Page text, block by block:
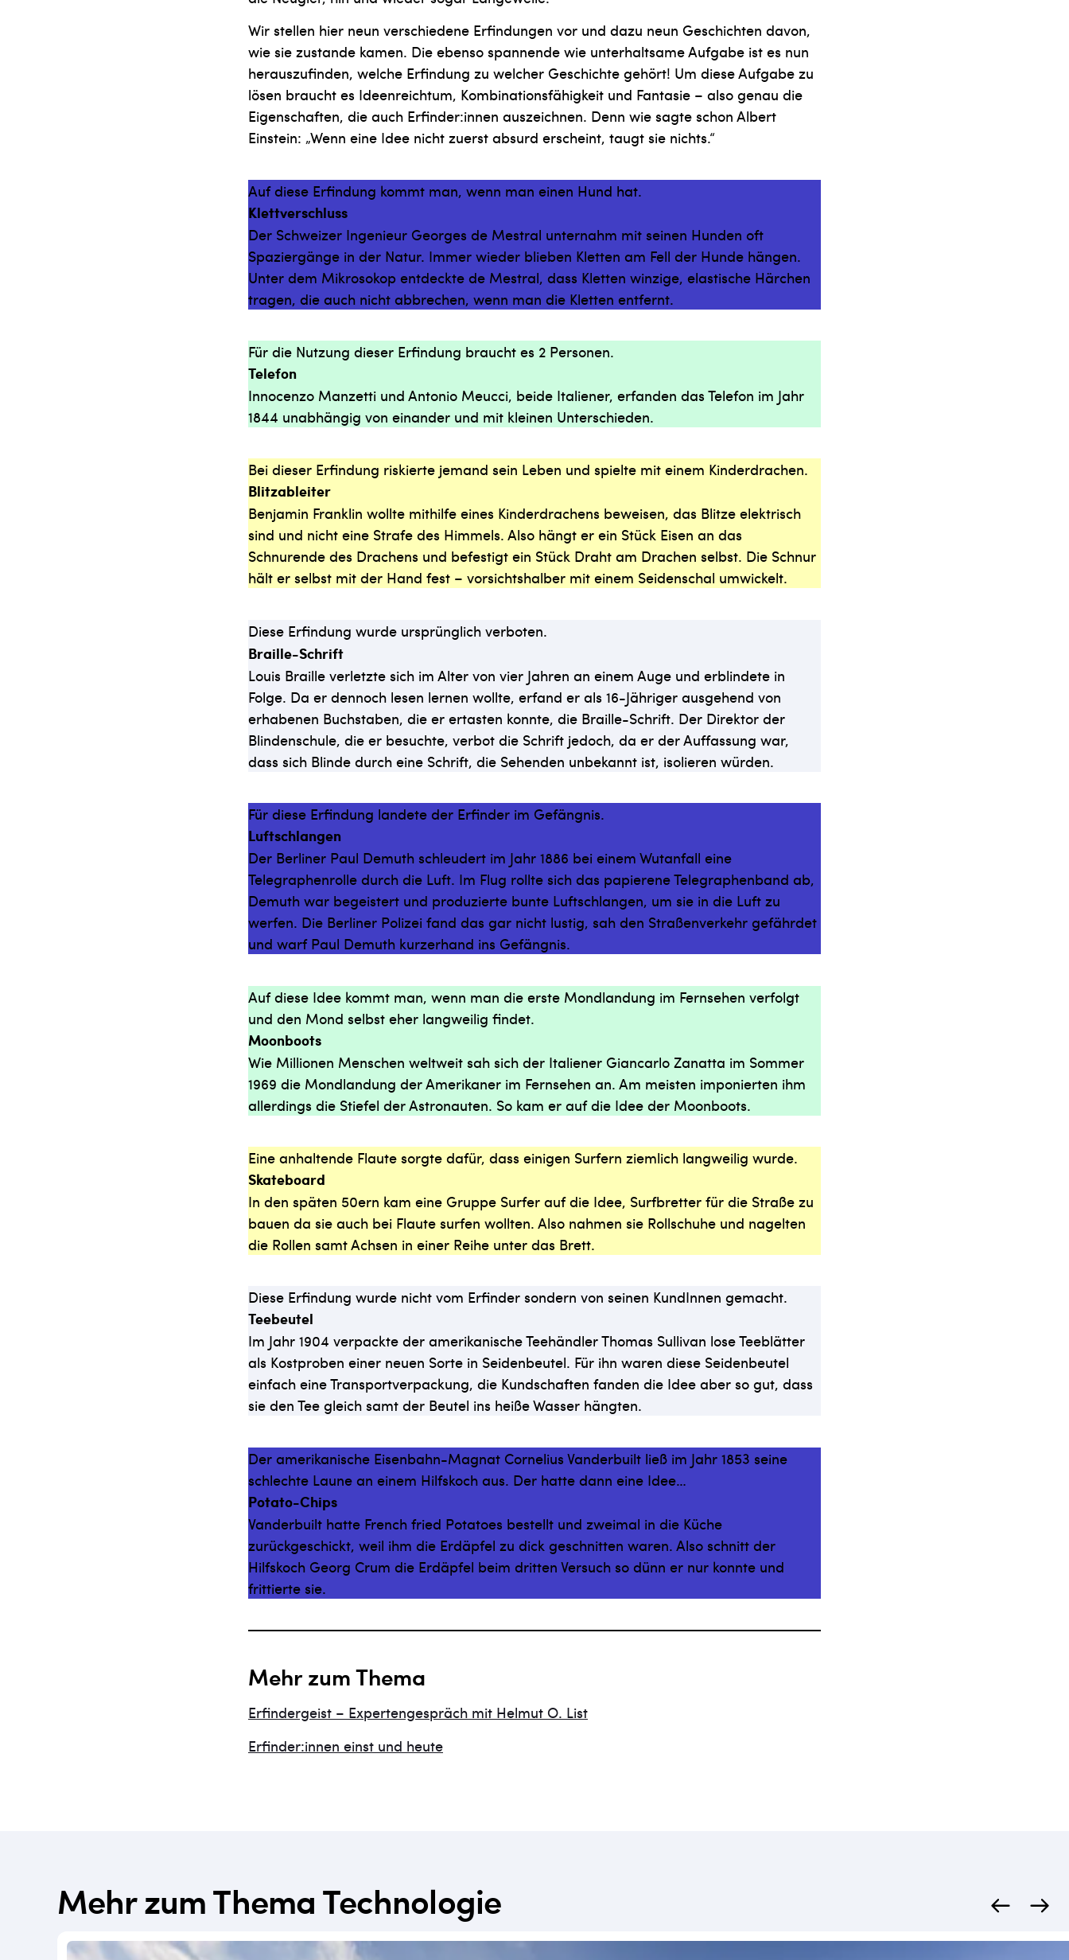
Wir stellen hier neun verschiedene Erfindungen vor und dazu neun Geschichten davon,
wie sie zustande kamen. Die ebenso spannende wie unterhaltsame Aufgabe ist es nun
herauszufinden, welche Erfindung zu welcher Geschichte gehört! Um diese Aufgabe zu
lösen braucht es Ideenreichtum, Kombinationsfähigkeit und Fantasie – also genau die
Eigenschaften, die auch Erfinder:innen auszeichnen. Denn wie sagte schon Albert
Einstein: „Wenn eine Idee nicht zuerst absurd erscheint, taugt sie nichts.“
Auf diese Erfindung kommt man, wenn man einen Hund hat.
Klettverschluss
Der Schweizer Ingenieur Georges de Mestral unternahm mit seinen Hunden oft
Spaziergänge in der Natur. Immer wieder blieben Kletten am Fell der Hunde hängen.
Unter dem Mikrosokop entdeckte de Mestral, dass Kletten winzige, elastische Härchen
tragen, die auch nicht abbrechen, wenn man die Kletten entfernt.
Für die Nutzung dieser Erfindung braucht es 2 Personen.
Telefon
Innocenzo Manzetti und Antonio Meucci, beide Italiener, erfanden das Telefon im Jahr
1844 unabhängig von einander und mit kleinen Unterschieden.
Bei dieser Erfindung riskierte jemand sein Leben und spielte mit einem Kinderdrachen.
Blitzableiter
Benjamin Franklin wollte mithilfe eines Kinderdrachens beweisen, das Blitze elektrisch
sind und nicht eine Strafe des Himmels. Also hängt er ein Stück Eisen an das
Schnurende des Drachens und befestigt ein Stück Draht am Drachen selbst. Die Schnur
hält er selbst mit der Hand fest – vorsichtshalber mit einem Seidenschal umwickelt.
Diese Erfindung wurde ursprünglich verboten.
Braille-Schrift
Louis Braille verletzte sich im Alter von vier Jahren an einem Auge und erblindete in
Folge. Da er dennoch lesen lernen wollte, erfand er als 16-Jähriger ausgehend von
erhabenen Buchstaben, die er ertasten konnte, die Braille-Schrift. Der Direktor der
Blindenschule, die er besuchte, verbot die Schrift jedoch, da er der Auffassung war,
dass sich Blinde durch eine Schrift, die Sehenden unbekannt ist, isolieren würden.
Für diese Erfindung landete der Erfinder im Gefängnis.
Luftschlangen
Der Berliner Paul Demuth schleudert im Jahr 1886 bei einem Wutanfall eine
Telegraphenrolle durch die Luft. Im Flug rollte sich das papierene Telegraphenband ab,
Demuth war begeistert und produzierte bunte Luftschlangen, um sie in die Luft zu
werfen. Die Berliner Polizei fand das gar nicht lustig, sah den Straßenverkehr gefährdet
und warf Paul Demuth kurzerhand ins Gefängnis.
Auf diese Idee kommt man, wenn man die erste Mondlandung im Fernsehen verfolgt
und den Mond selbst eher langweilig findet.
Moonboots
Wie Millionen Menschen weltweit sah sich der Italiener Giancarlo Zanatta im Sommer
1969 die Mondlandung der Amerikaner im Fernsehen an. Am meisten imponierten ihm
allerdings die Stiefel der Astronauten. So kam er auf die Idee der Moonboots.
Eine anhaltende Flaute sorgte dafür, dass einigen Surfern ziemlich langweilig wurde.
Skateboard
In den späten 50ern kam eine Gruppe Surfer auf die Idee, Surfbretter für die Straße zu
bauen da sie auch bei Flaute surfen wollten. Also nahmen sie Rollschuhe und nagelten
die Rollen samt Achsen in einer Reihe unter das Brett.
Diese Erfindung wurde nicht vom Erfinder sondern von seinen KundInnen gemacht.
Teebeutel
Im Jahr 1904 verpackte der amerikanische Teehändler Thomas Sullivan lose Teeblätter
als Kostproben einer neuen Sorte in Seidenbeutel. Für ihn waren diese Seidenbeutel
einfach eine Transportverpackung, die Kundschaften fanden die Idee aber so gut, dass
sie den Tee gleich samt der Beutel ins heiße Wasser hängten.
Der amerikanische Eisenbahn-Magnat Cornelius Vanderbuilt ließ im Jahr 1853 seine
schlechte Laune an einem Hilfskoch aus. Der hatte dann eine Idee…
Potato-Chips
Vanderbuilt hatte French fried Potatoes bestellt und zweimal in die Küche
zurückgeschickt, weil ihm die Erdäpfel zu dick geschnitten waren. Also schnitt der
Hilfskoch Georg Crum die Erdäpfel beim dritten Versuch so dünn er nur konnte und
frittierte sie.
Mehr zum Thema
Erfindergeist – Expertengespräch mit Helmut O. List
Erfinder:innen einst und heute
Mehr zum Thema Technologie